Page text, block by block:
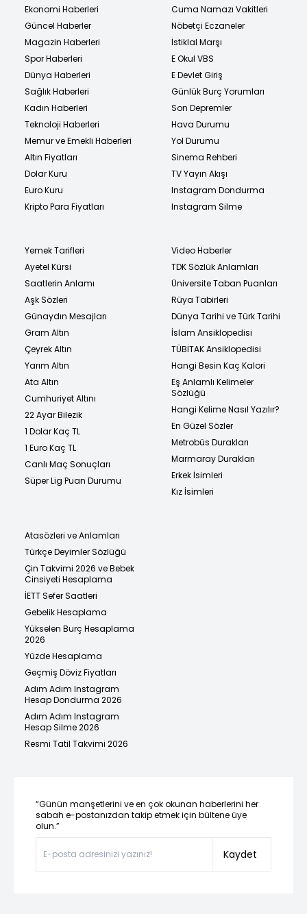
Ekonomi Haberleri
Güncel Haberler
Magazin Haberleri
Spor Haberleri
Dünya Haberleri
Sağlık Haberleri
Kadın Haberleri
Teknoloji Haberleri
Memur ve Emekli Haberleri
Altın Fiyatları
Dolar Kuru
Euro Kuru
Kripto Para Fiyatları
Cuma Namazı Vakitleri
Nöbetçi Eczaneler
İstiklal Marşı
E Okul VBS
E Devlet Giriş
Günlük Burç Yorumları
Son Depremler
Hava Durumu
Yol Durumu
Sinema Rehberi
TV Yayın Akışı
Instagram Dondurma
Instagram Silme
Yemek Tarifleri
Ayetel Kürsi
Saatlerin Anlamı
Aşk Sözleri
Günaydın Mesajları
Gram Altın
Çeyrek Altın
Yarım Altın
Ata Altın
Cumhuriyet Altını
22 Ayar Bilezik
1 Dolar Kaç TL
1 Euro Kaç TL
Canlı Maç Sonuçları
Süper Lig Puan Durumu
Video Haberler
TDK Sözlük Anlamları
Üniversite Taban Puanları
Rüya Tabirleri
Dünya Tarihi ve Türk Tarihi
İslam Ansiklopedisi
TÜBİTAK Ansiklopedisi
Hangi Besin Kaç Kalori
Eş Anlamlı Kelimeler
Sözlüğü
Hangi Kelime Nasıl Yazılır?
En Güzel Sözler
Metrobüs Durakları
Marmaray Durakları
Erkek İsimleri
Kız İsimleri
Atasözleri ve Anlamları
Türkçe Deyimler Sözlüğü
Çin Takvimi 2026 ve Bebek
Cinsiyeti Hesaplama
İETT Sefer Saatleri
Gebelik Hesaplama
Yükselen Burç Hesaplama
2026
Yüzde Hesaplama
Geçmiş Döviz Fiyatları
Adım Adım Instagram
Hesap Dondurma 2026
Adım Adım Instagram
Hesap Silme 2026
Resmi Tatil Takvimi 2026
“Günün manşetlerini ve en çok okunan haberlerini her
sabah e-postanızdan takip etmek için bültene üye
olun.”
Kaydet